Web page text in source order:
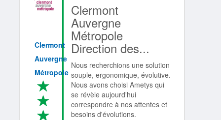
Clermont
Auvergne
Métropole
Clermont
Auvergne
Métropole
Direction des...
Nous recherchions une solution
souple, ergonomique, évolutive.
Nous avons choisi Ametys qui
se révèle aujourd'hui
correspondre à nos attentes et
besoins d'évolutions.